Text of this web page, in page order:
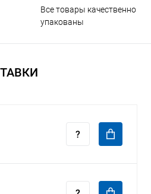
Все товары качественно
упакованы